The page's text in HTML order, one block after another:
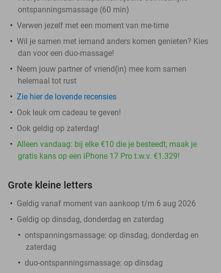
ontspanningsmassage (60 min)
Verwen jezelf met een moment van me-time
Wil je samen met iemand anders komen genieten? Kies
dan voor een duo-massage!
Neem jouw partner of vriend(in) mee kom samen
helemaal tot rust
Zie hier de lovende recensies
Ook leuk om cadeau te geven!
Ook geldig op zaterdag!
Alleen vandaag: bij elke €10 die je besteedt, maak je
gratis kans op een iPhone 17 Pro t.w.v. €1.329!
Grote kleine letters
Geldig vanaf moment van aankoop t/m 6 aug 2026
Geldig op dinsdag, donderdag en zaterdag
ontspanningsmassage: op dinsdag, donderdag en
zaterdag
duo-ontspanningsmassage: op dinsdag